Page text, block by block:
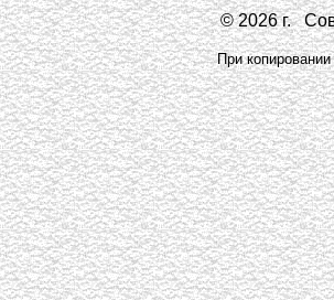
© 2026 г.
При копировании